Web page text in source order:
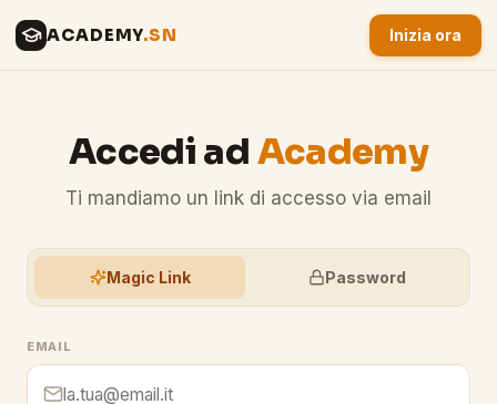
ACADEMY.SN Inizia ora
Accedi ad Academy
Ti mandiamo un link di accesso via email
Magic Link Password
EMAIL